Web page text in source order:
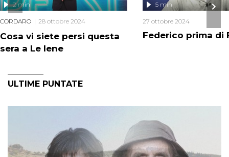
Cosa vi siete persi questa
sera a Le Iene
2 min
CORDARO 28 ottobre 2024
Federico prima di
5 min
27 ottobre 2024
ULTIME PUNTATE